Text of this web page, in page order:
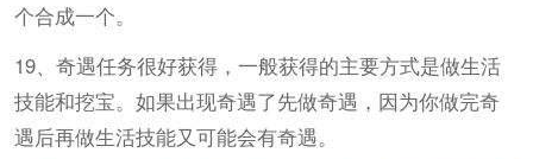
个合成一个。
19、奇遇任务很好获得，一般获得的主要方式是做生活
技能和挖宝。如果出现奇遇了先做奇遇，因为你做完奇
遇后再做生活技能又可能会有奇遇。